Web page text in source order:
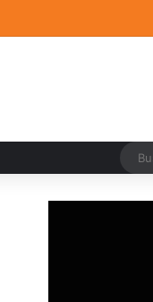
y consolidados